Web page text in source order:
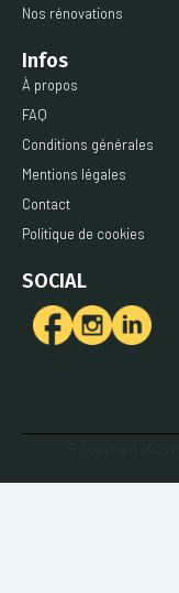
Nos rénovations
Infos
À propos
FAQ
Conditions générales
Mentions légales
Contact
Politique de cookies
SOCIAL